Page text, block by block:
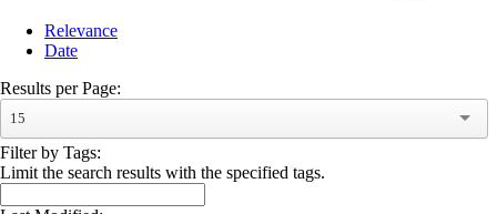
Relevance
Date
Results per Page:
15
Filter by Tags:
Limit the search results with the specified tags.